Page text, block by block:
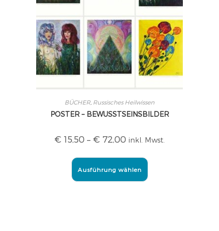
BÜCHER, Russisches Heilwissen
POSTER – BEWUSSTSEINSBILDER
€ 15,50 – € 72,00 inkl. Mwst.
Ausführung wählen